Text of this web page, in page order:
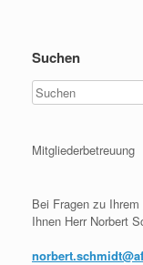
Suchen
Mitgliederbetreuung
Bei Fragen zu
Ihnen Herr Norbert